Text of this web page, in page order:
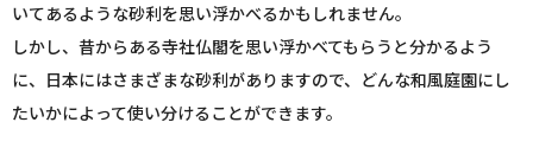
いてあるような砂利を思い浮かべるかもしれません。
しかし、昔からある寺社仏閣を思い浮かべてもらうと分かるよう
に、日本にはさまざまな砂利がありますので、どんな和風庭園にし
たいかによって使い分けることができます。